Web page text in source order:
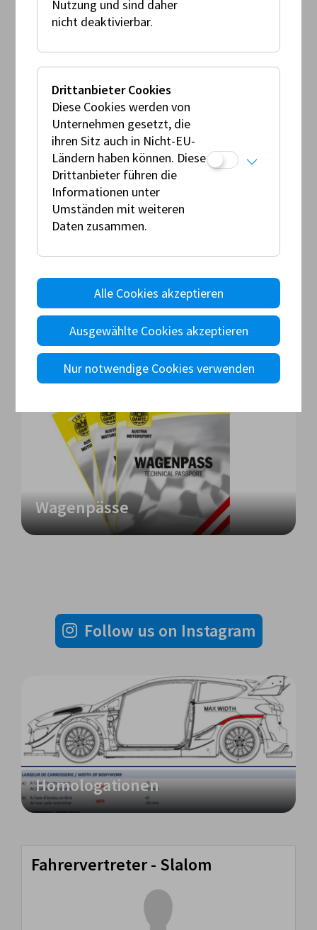
Die für den nationalen Bereich erforderliche
Fahrerausrüstung wird im Slalom Reglement
detailliert beschrieben (siehe oben - Download
Reglement Staatsmeisterschaft).
Wagenpässe
Follow us on Instagram
Homologationen
Fahrervertreter - Slalom
Nutzung und sind daher
nicht deaktivierbar.
Drittanbieter Cookies
Diese Cookies werden von
Unternehmen gesetzt, die
ihren Sitz auch in Nicht-EU-
Ländern haben können. Diese
Drittanbieter führen die
Informationen unter
Umständen mit weiteren
Daten zusammen.
Alle Cookies akzeptieren
Ausgewählte Cookies akzeptieren
Nur notwendige Cookies verwenden